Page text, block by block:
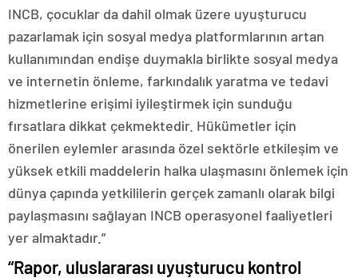
INCB, çocuklar da dahil olmak üzere uyuşturucu
pazarlamak için sosyal medya platformlarının artan
kullanımından endişe duymakla birlikte sosyal medya
ve internetin önleme, farkındalık yaratma ve tedavi
hizmetlerine erişimi iyileştirmek için sunduğu
fırsatlara dikkat çekmektedir. Hükümetler için
önerilen eylemler arasında özel sektörle etkileşim ve
yüksek etkili maddelerin halka ulaşmasını önlemek için
dünya çapında yetkililerin gerçek zamanlı olarak bilgi
paylaşmasını sağlayan INCB operasyonel faaliyetleri
yer almaktadır.”
“Rapor, uluslararası uyuşturucu kontrol